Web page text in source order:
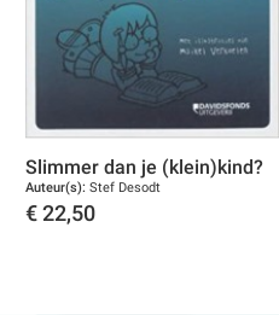
Slimmer dan je (klein)kind?
Auteur(s): Stef Desodt
€ 22,50